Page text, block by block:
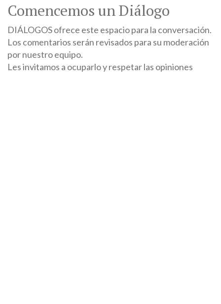
Comencemos un Diálogo
DIÁLOGOS ofrece este espacio para la conversación.
Los comentarios serán revisados para su moderación
por nuestro equipo.
Les invitamos a ocuparlo y respetar las opiniones